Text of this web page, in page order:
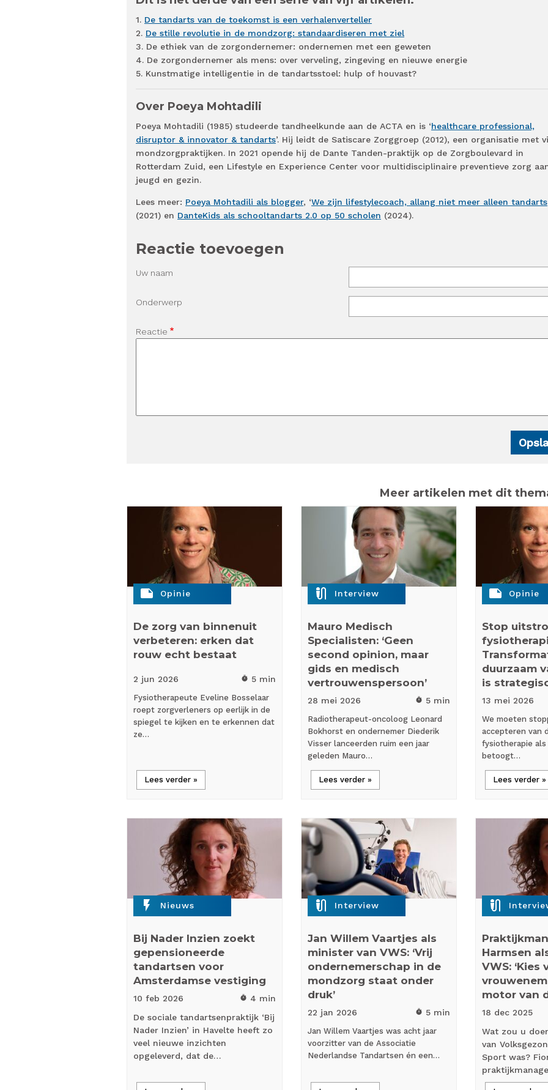
1. De tandarts van de toekomst is een verhalenverteller
2. De stille revolutie in de mondzorg: standaardiseren met ziel
3. De ethiek van de zorgondernemer: ondernemen met een geweten
4. De zorgondernemer als mens: over verveling, zingeving en nieuwe energie
5. Kunstmatige intelligentie in de tandartsstoel: hulp of houvast?
Over Poeya Mohtadili
Poeya Mohtadili (1985) studeerde tandheelkunde aan de ACTA en is ‘healthcare professional,
disruptor & innovator & tandarts’. Hij leidt de Satiscare Zorggroep (2012), een organisatie met
mondzorgpraktijken. In 2021 opende hij de Dante Tanden-praktijk op de Zorgboulevard in
Rotterdam Zuid, een Lifestyle en Experience Center voor multidisciplinaire preventieve zorg
jeugd en gezin.
Lees meer: Poeya Mohtadili als blogger, ‘We zijn lifestylecoach, allang niet meer alleen tandarts
(2021) en DanteKids als schooltandarts 2.0 op 50 scholen (2024).
Reactie toevoegen
Uw naam
Onderwerp
Reactie
Meer artikelen met dit
note Opinie
De zorg van binnenuit
verbeteren: erken dat
rouw echt bestaat
2 jun 2026 timer 5 min
Fysiotherapeute Eveline Bosselaar
roept zorgverleners op eerlijk in de
spiegel te kijken en te erkennen dat
ze…
Lees verder »
mic_external_on Interview
Mauro Medisch
Specialisten: ‘Geen
second opinion, maar
gids en medisch
vertrouwenspersoon’
28 mei 2026 timer 5 min
Radiotherapeut-oncoloog Leonard
Bokhorst en ondernemer Diederik
Visser lanceerden ruim een jaar
geleden Mauro…
Lees verder »
note Opinie
Stop
duurzaam
is
13 mei 2026
We moeten
accepteren van
fysiotherapie
betoogt…
Lees verder »
flash_on Nieuws
Bij Nader Inzien zoekt
gepensioneerde
tandartsen voor
Amsterdamse vestiging
10 feb 2026 timer 4 min
De sociale tandartsenpraktijk ‘Bij
Nader Inzien’ in Havelte heeft zo
veel nieuwe inzichten
opgeleverd, dat de…
mic_external_on Interview
Jan Willem Vaartjes als
minister van VWS: ‘Vrij
ondernemerschap in de
mondzorg staat onder
druk’
22 jan 2026 timer 5 min
Jan Willem Vaartjes was acht jaar
voorzitter van de Associatie
Nederlandse Tandartsen én een…
mic_external_on
Harmsen
VWS: ‘Kies
motor van
18 dec 2025
Wat zou u
van
Sport was?